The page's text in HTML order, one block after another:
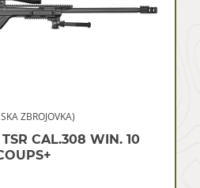
ZBROJOVKA)
CAL.308 WIN. 10